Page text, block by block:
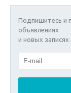
Подпишитесь и
объявлениях
и новых записях